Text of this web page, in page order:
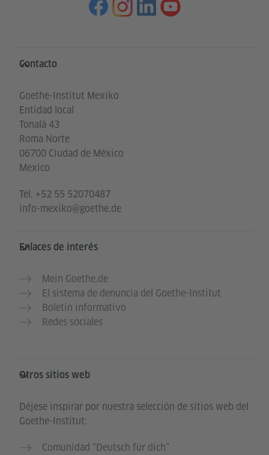
Service- und Informationsbereich
Contacto
Goethe-Institut Mexiko
Entidad local
Tonalá 43
Roma Norte
06700 Ciudad de México
Mexico
Tel. +52 55 52070487
info-mexiko@goethe.de
Enlaces de interés
Mein Goethe.de
El sistema de denuncia del Goethe-Institut
Boletín informativo
Redes sociales
Otros sitios web
Déjese inspirar por nuestra selección de sitios web del
Goethe-Institut:
Comunidad “Deutsch für dich”